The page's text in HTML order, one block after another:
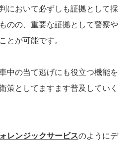
において必ずしも証拠として採
のの、重要な証拠として警察や
とが可能です。
中の当て逃げにも役立つ機能を
策としてますます普及していく
レンジックサービスのようにデ